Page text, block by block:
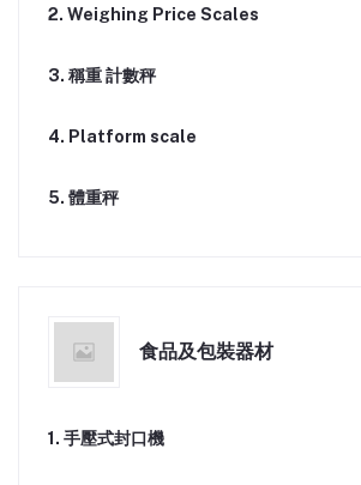
2. Weighing Price Scales
3. 稱重 計數秤
4. Platform scale
5. 體重秤
食品及包裝器材
1. 手壓式封口機